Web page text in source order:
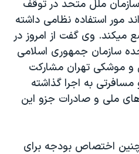
صلح
«سی‌پک»
ملل متحد در توقف
مور استفاده نظامی داشته
وی گفت از امروز در
سازمان جمهوری اسلامی
و موشکی تهران مشارکت
به اجرا گذاشته
ملی و صادرات جزو اين
اختصاص بودجه برای